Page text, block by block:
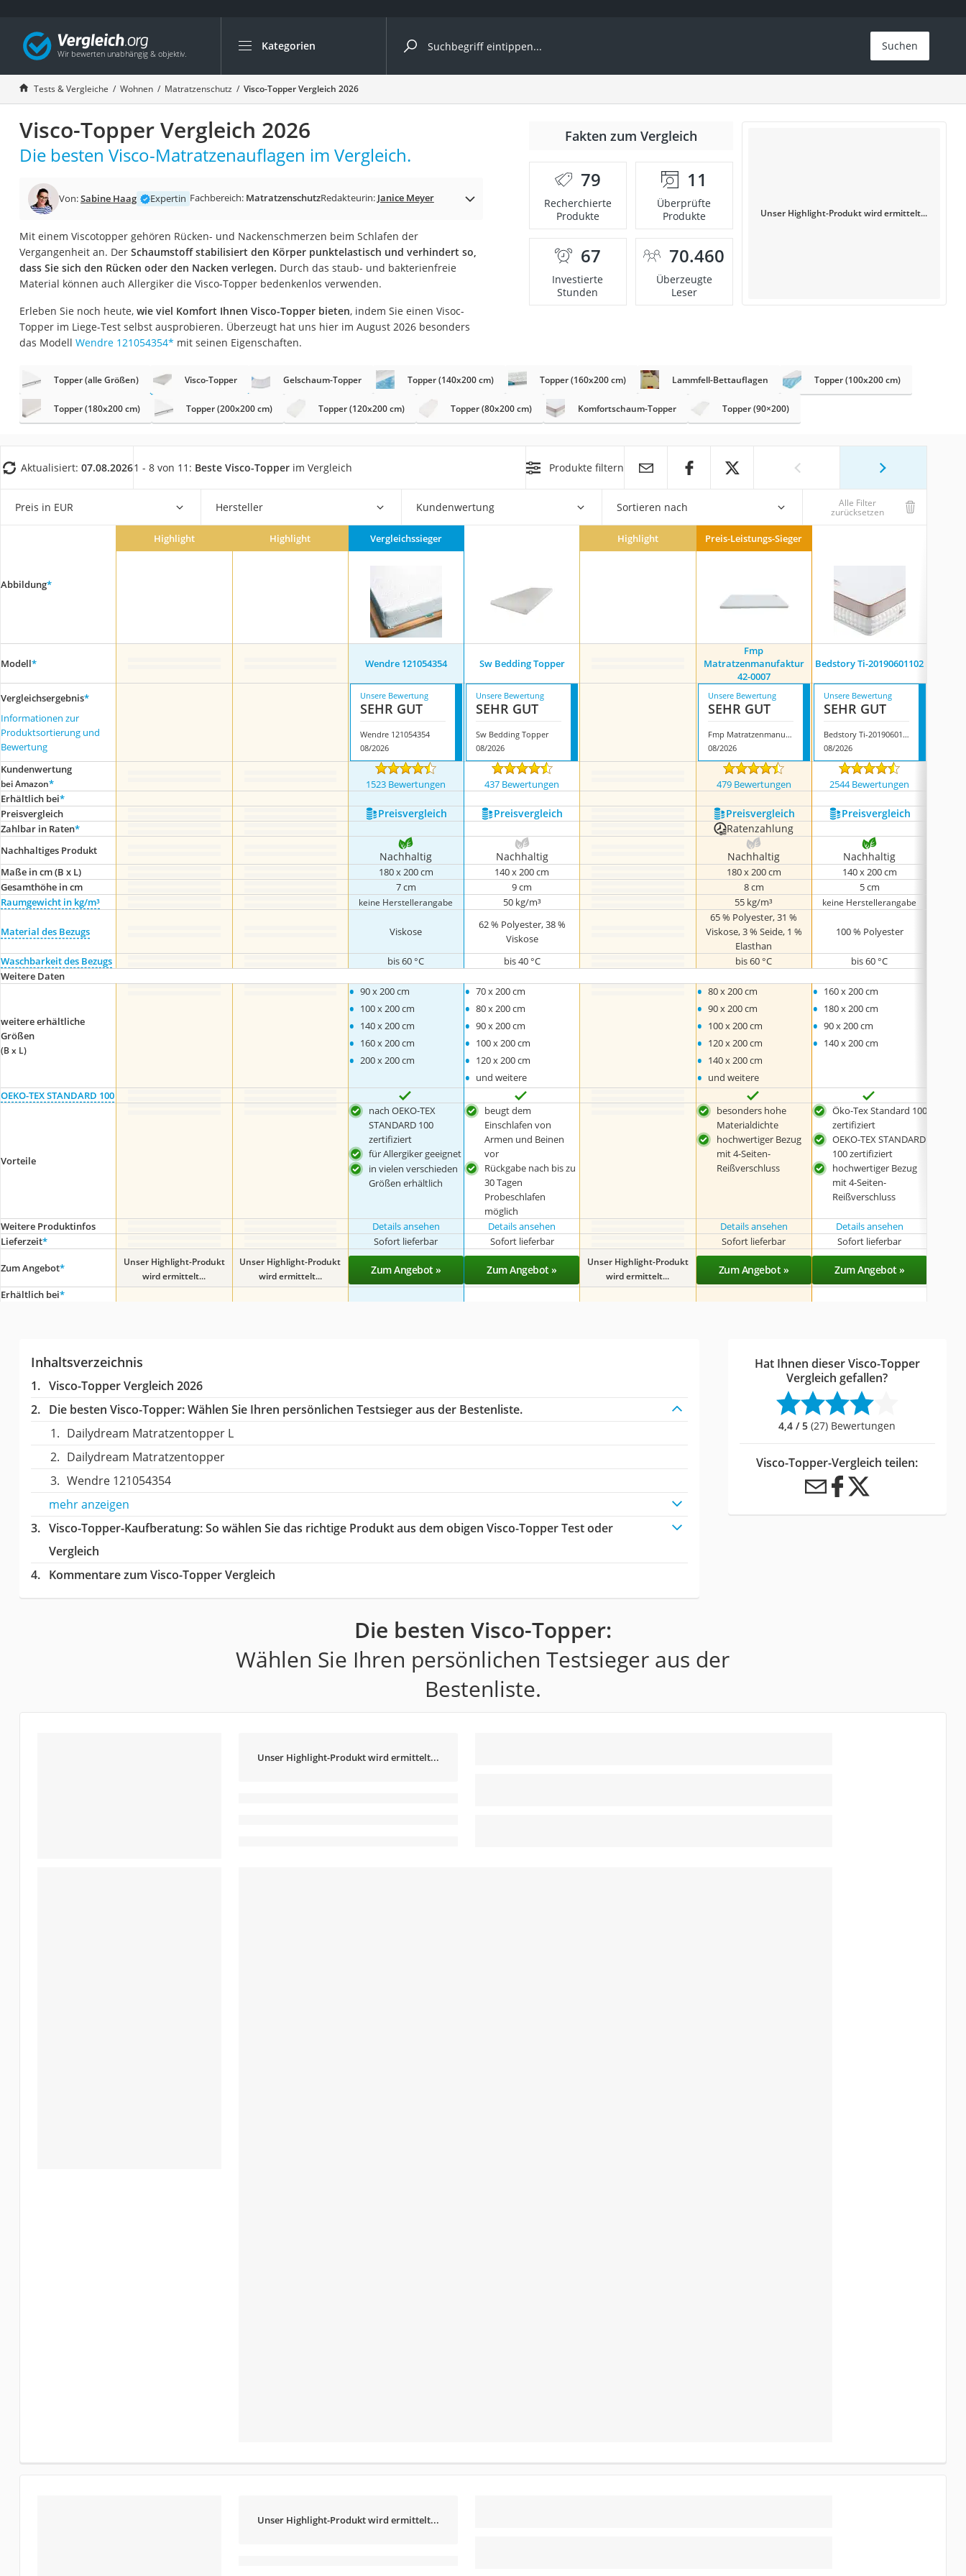
Kategorien
Die beliebtesten Vergleiche nach Kategorie
Wohnen
Matratzen-Topper
Matratzen
Konferenzlautsprecher
Tageslichtlampe
Badlüfter
Bürohocker
Außenleuchte mit Kamera
Ozongeneratoren
Akku-Tischlampe
Konferenzmikrofon
Duschkopf mit Kalkfilter
Aktenvernichter Sicherheitsstufe 4
Bettgitter
Topper 100 x 200
Höhenverstellbarer Schreibtisch
Matratze 90 x 200 cm
Suchen
Tests & Vergleiche Wohnen Matratzenschutz Visco-Topper Vergleich 2026
Visco-Topper Vergleich 2026
Die besten Visco-Matratzenauflagen im Vergleich.
Von:Sabine Haag Expertin Fachbereich: MatratzenschutzRedakteurin: Janice Meyer
Mit einem Viscotopper gehören Rücken- und Nackenschmerzen beim Schlafen der
Vergangenheit an. Der Schaumstoff stabilisiert den Körper punktelastisch und verhindert so,
dass Sie sich den Rücken oder den Nacken verlegen. Durch das staub- und bakterienfreie
Material können auch Allergiker die Visco-Topper bedenkenlos verwenden.
Erleben Sie noch heute, wie viel Komfort Ihnen Visco-Topper bieten, indem Sie einen Visoc-
Topper im Liege-Test selbst ausprobieren. Überzeugt hat uns hier im August 2026 besonders
das Modell Wendre ‎121054354* mit seinen Eigenschaften.
Fakten zum Vergleich
79
Recherchierte
Produkte
11
Überprüfte
Produkte
67
Investierte
Stunden
70.460
Überzeugte
Leser
Unser Highlight-Produkt wird ermittelt...
Topper (alle Größen) Visco-Topper Gelschaum-Topper Topper (140x200 cm) Topper (160x200 cm) Lammfell-Bettauflagen Topper (100x200 cm)
Topper (180x200 cm) Topper (200x200 cm) Topper (120x200 cm) Topper (80x200 cm) Komfortschaum-Topper Topper (90×200)
Aktualisiert: 07.08.20261 - 8 von 11: Beste Visco-Topper im Vergleich Produkte filtern
Preis in EUR Hersteller Kundenwertung Sortieren nach Alle Filter
zurücksetzen
Abbildung*
Highlight Highlight Vergleichssieger Highlight Preis-Leistungs-Sieger
Modell* Wendre ‎121054354 Sw Bedding Topper
Fmp
Matratzenmanufaktur
42-0007
Bedstory Ti-20190601102
Vergleichsergebnis*
Informationen zur
Produktsortierung und
Bewertung
Unsere Bewertung
SEHR GUT
Wendre ‎121054354
08/2026
Unsere Bewertung
SEHR GUT
Sw Bedding Topper
08/2026
Unsere Bewertung
SEHR GUT
Fmp Matratzenmanufaktur 42-0007
08/2026
Unsere Bewertung
SEHR GUT
Bedstory Ti-20190601102
08/2026
Kundenwertung
bei Amazon* 1523 Bewertungen 437 Bewertungen 479 Bewertungen 2544 Bewertungen
Erhältlich bei*
Preis­vergleich
Preis­vergleich Preis­vergleich Preis­vergleich Preis­vergleich
Zahlbar in Raten* Ratenzahlung
Nachhaltiges Produkt Nachhaltig Nachhaltig Nachhaltig Nachhaltig
Maße in cm (B x L) 180 x 200 cm 140 x 200 cm 180 x 200 cm 140 x 200 cm
Gesamthöhe in cm
7 cm 9 cm 8 cm
5 cm
Raumgewicht in kg/m³
keine Herstellerangabe 50 kg/m³ 55 kg/m³ keine Herstellerangabe
Material des Bezugs Viskose
62 % Polyester, 38 %
Viskose
65 % Polyester, 31 %
Viskose, 3 % Seide, 1 %
Elasthan
100 % Polyester
Waschbarkeit des Bezugs bis 60 °C bis 40 °C bis 60 °C
bis 60 °C
Weitere Daten
weitere erhältliche
Größen
(B x L)
• 90 x 200 cm
• 100 x 200 cm
• 140 x 200 cm
• 160 x 200 cm
• 200 x 200 cm
• 70 x 200 cm
• 80 x 200 cm
• 90 x 200 cm
• 100 x 200 cm
• 120 x 200 cm
• und weitere
• 80 x 200 cm
• 90 x 200 cm
• 100 x 200 cm
• 120 x 200 cm
• 140 x 200 cm
• und weitere
• 160 x 200 cm
• 180 x 200 cm
• 90 x 200 cm
• 140 x 200 cm
OEKO-TEX STANDARD 100
Vorteile
nach OEKO-TEX
STANDARD 100
zertifiziert
für Allergiker geeignet
in vielen verschieden
Größen erhältlich
beugt dem
Einschlafen von
Armen und Beinen
vor
Rückgabe nach bis zu
30 Tagen
Probeschlafen
möglich
besonders hohe
Materialdichte
hochwertiger Bezug
mit 4-Seiten-
Reißverschluss
Öko-Tex Standard 100
zertifiziert
OEKO-TEX STANDARD
100 zertifiziert
hochwertiger Bezug
mit 4-Seiten-
Reißverschluss
Weitere Produktinfos Details ansehen Details ansehen Details ansehen Details ansehen
Lieferzeit* Sofort lieferbar Sofort lieferbar Sofort lieferbar Sofort lieferbar
Zum Angebot*
Unser Highlight-Produkt
wird ermittelt...
Unser Highlight-Produkt
wird ermittelt...
Zum Angebot » Zum Angebot »
Unser Highlight-Produkt
wird ermittelt...
Zum Angebot » Zum Angebot »
Erhältlich bei*
Inhaltsverzeichnis
Visco-Topper Vergleich 2026
Die besten Visco-Topper:Wählen Sie Ihren persönlichen Testsieger aus der Bestenliste.
Dailydream Matratzentopper L
Dailydream Matratzentopper
Wendre ‎121054354
mehr anzeigen
Visco-Topper-Kaufberatung: So wählen Sie das richtige Produkt aus dem obigen Visco-Topper Test oder
Vergleich
Kommentare zum Visco-Topper Vergleich
Hat Ihnen dieser Visco-Topper
Vergleich gefallen?
4,4 / 5 (27) Bewertungen
Visco-Topper-Vergleich teilen:
Die besten Visco-Topper:
Wählen Sie Ihren persönlichen Testsieger aus der
Bestenliste.
Unser Highlight-Produkt wird ermittelt...
Unser Highlight-Produkt wird ermittelt...